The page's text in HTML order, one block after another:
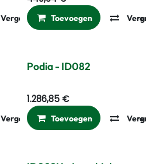
Vergelijken Toevoegen aan
Toevoegen
Vergelijken Toevoegen aan
Podia - ID082
1.286,85€
Toevoegen